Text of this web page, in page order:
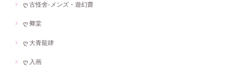
ღ 古怪舍-メンズ・遊幻齋
ღ 卿棠
ღ 大青龍肆
ღ 入画